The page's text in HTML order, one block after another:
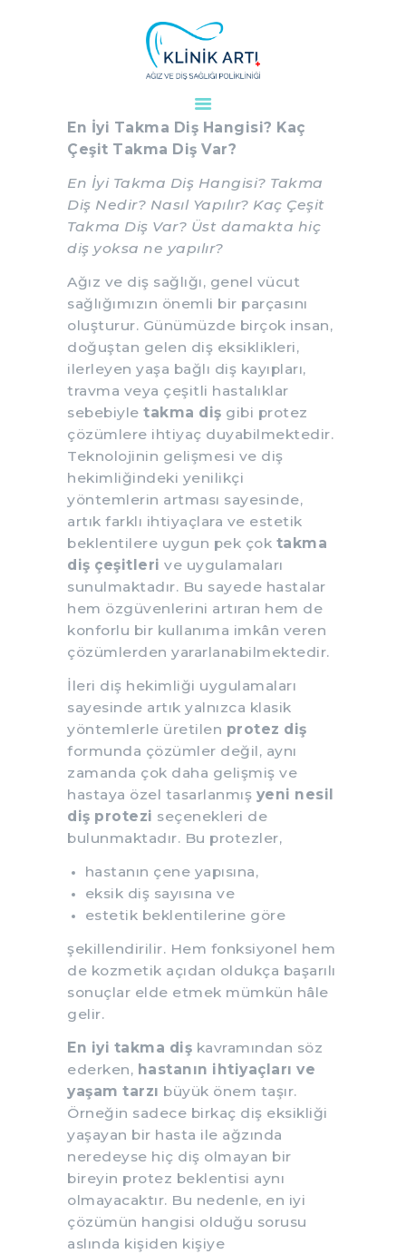
ANASAYFA
KURUMSAL
DOKTORLARIMIZ
TEDAVILER
VAKALAR
KVKK
AYDINLATMA
METNI
BLOG
KLINIĞIMIZ
İLETIŞIM
En İyi Takma Diş Hangisi? Kaç
En İyi Takma Diş Hangisi? Kaç
Çeşit Takma Diş Var?
En İyi Takma Diş Hangisi? Takma
Diş Nedir? Nasıl Yapılır? Kaç Çeşit
Takma Diş Var? Üst damakta hiç
diş yoksa ne yapılır?
Ağız ve diş sağlığı, genel vücut
sağlığımızın önemli bir parçasını
oluşturur. Günümüzde birçok insan,
doğuştan gelen diş eksiklikleri,
ilerleyen yaşa bağlı diş kayıpları,
travma veya çeşitli hastalıklar
sebebiyle takma diş gibi protez
çözümlere ihtiyaç duyabilmektedir.
Teknolojinin gelişmesi ve diş
hekimliğindeki yenilikçi
yöntemlerin artması sayesinde,
artık farklı ihtiyaçlara ve estetik
beklentilere uygun pek çok takma
diş çeşitleri ve uygulamaları
sunulmaktadır. Bu sayede hastalar
hem özgüvenlerini artıran hem de
konforlu bir kullanıma imkân veren
çözümlerden yararlanabilmektedir.
İleri diş hekimliği uygulamaları
sayesinde artık yalnızca klasik
yöntemlerle üretilen protez diş
formunda çözümler değil, aynı
zamanda çok daha gelişmiş ve
hastaya özel tasarlanmış yeni nesil
diş protezi seçenekleri de
bulunmaktadır. Bu protezler,
hastanın çene yapısına,
eksik diş sayısına ve
estetik beklentilerine göre
şekillendirilir. Hem fonksiyonel hem
de kozmetik açıdan oldukça başarılı
sonuçlar elde etmek mümkün hâle
gelir.
En iyi takma diş kavramından söz
ederken, hastanın ihtiyaçları ve
yaşam tarzı büyük önem taşır.
Örneğin sadece birkaç diş eksikliği
yaşayan bir hasta ile ağzında
neredeyse hiç diş olmayan bir
bireyin protez beklentisi aynı
olmayacaktır. Bu nedenle, en iyi
çözümün hangisi olduğu sorusu
aslında kişiden kişiye